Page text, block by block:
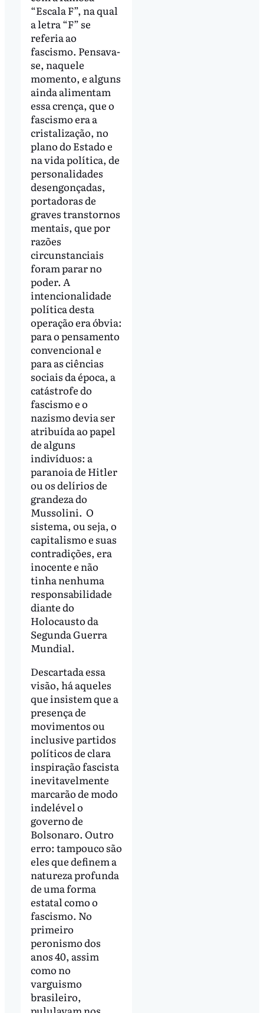
“Escala F”, na qual
a letra “F” se
referia ao
fascismo. Pensava-
se, naquele
momento, e alguns
ainda alimentam
essa crença, que o
fascismo era a
cristalização, no
plano do Estado e
na vida política, de
personalidades
desengonçadas,
portadoras de
graves transtornos
mentais, que por
razões
circunstanciais
foram parar no
poder. A
intencionalidade
política desta
operação era óbvia:
para o pensamento
convencional e
para as ciências
sociais da época, a
catástrofe do
fascismo e o
nazismo devia ser
atribuída ao papel
de alguns
indivíduos: a
paranoia de Hitler
ou os delírios de
grandeza do
Mussolini. O
sistema, ou seja, o
capitalismo e suas
contradições, era
inocente e não
tinha nenhuma
responsabilidade
diante do
Holocausto da
Segunda Guerra
Mundial.
Descartada essa
visão, há aqueles
que insistem que a
presença de
movimentos ou
inclusive partidos
políticos de clara
inspiração fascista
inevitavelmente
marcarão de modo
indelével o
governo de
Bolsonaro. Outro
erro: tampouco são
eles que definem a
natureza profunda
de uma forma
estatal como o
fascismo. No
primeiro
peronismo dos
anos 40, assim
como no
varguismo
brasileiro,